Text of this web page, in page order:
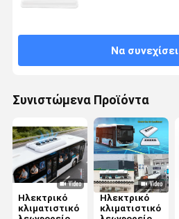
Να συνεχίσει
Συνιστώμενα Προϊόντα
Ηλεκτρικό
κλιματιστικό
Ηλεκτρικό
κλιματιστικό